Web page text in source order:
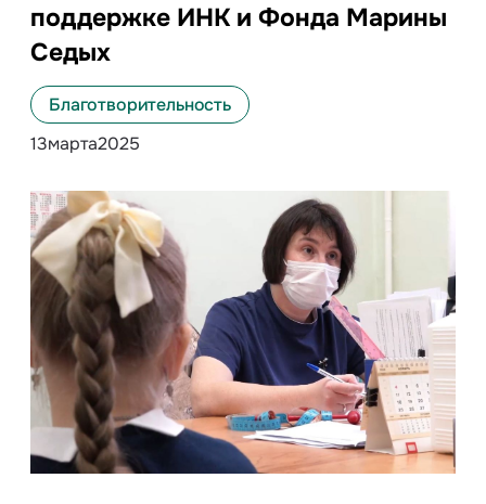
поддержке ИНК и Фонда Марины
Седых
Благотворительность
13марта2025